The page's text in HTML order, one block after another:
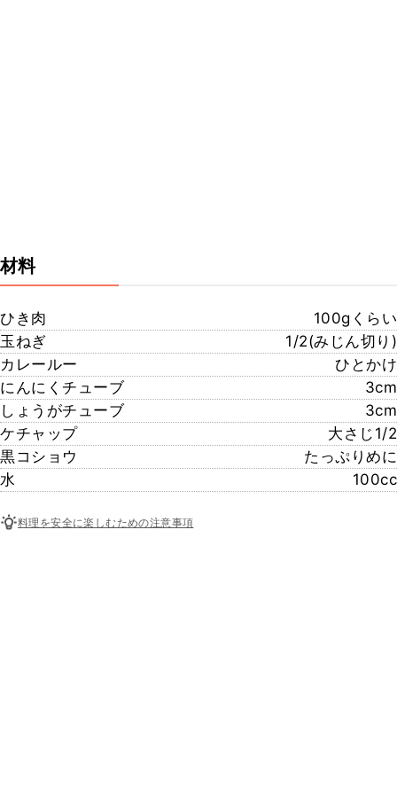
材料
ひき肉
100gくらい
玉ねぎ
1/2(みじん切り)
カレールー
ひとかけ
にんにくチューブ
3cm
しょうがチューブ
3cm
ケチャップ
大さじ1/2
黒コショウ
たっぷりめに
水
100cc
料理を安全に楽しむための注意事項